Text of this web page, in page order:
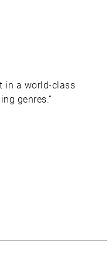
in a world-class
genres.“